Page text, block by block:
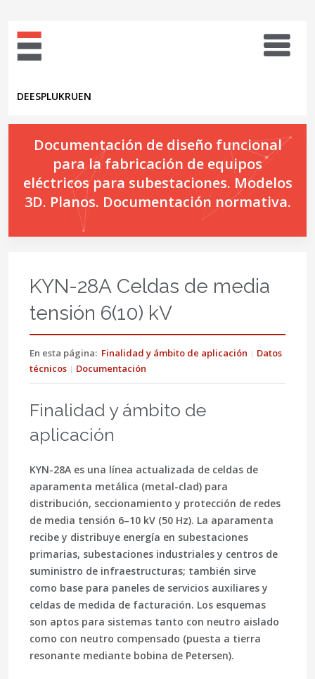
DEESPLUKRUEN
Documentación de diseño funcional
para la fabricación de equipos
eléctricos para subestaciones. Modelos
3D. Planos. Documentación normativa.
KYN-28A Celdas de media
tensión 6(10) kV
En esta página: Finalidad y ámbito de aplicación
Datos
técnicos
Documentación
Finalidad y ámbito de
aplicación
KYN-28A es una línea actualizada de celdas de
aparamenta metálica (metal-clad) para
distribución, seccionamiento y protección de redes
de media tensión 6–10 kV (50 Hz). La aparamenta
recibe y distribuye energía en subestaciones
primarias, subestaciones industriales y centros de
suministro de infraestructuras; también sirve
como base para paneles de servicios auxiliares y
celdas de medida de facturación. Los esquemas
son aptos para sistemas tanto con neutro aislado
como con neutro compensado (puesta a tierra
resonante mediante bobina de Petersen).